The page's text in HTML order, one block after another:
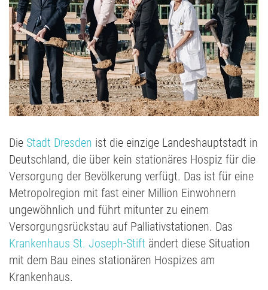
Die Stadt Dresden ist die einzige Landeshauptstadt in
Deutschland, die über kein stationäres Hospiz für die
Versorgung der Bevölkerung verfügt. Das ist für eine
Metropolregion mit fast einer Million Einwohnern
ungewöhnlich und führt mitunter zu einem
Versorgungsrückstau auf Palliativstationen. Das
Krankenhaus St. Joseph-Stift ändert diese Situation
mit dem Bau eines stationären Hospizes am
Krankenhaus.